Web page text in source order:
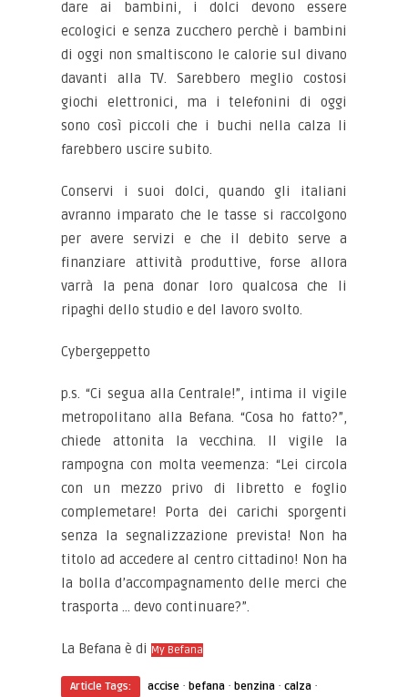
dare ai bambini, i dolci devono essere
ecologici e senza zucchero perchè i bambini
di oggi non smaltiscono le calorie sul divano
davanti alla TV. Sarebbero meglio costosi
giochi elettronici, ma i telefonini di oggi
sono così piccoli che i buchi nella calza li
farebbero uscire subito.
Conservi i suoi dolci, quando gli italiani
avranno imparato che le tasse si raccolgono
per avere servizi e che il debito serve a
finanziare attività produttive, forse allora
varrà la pena donar loro qualcosa che li
ripaghi dello studio e del lavoro svolto.
Cybergeppetto
p.s. “Ci segua alla Centrale!”, intima il vigile
metropolitano alla Befana. “Cosa ho fatto?”,
chiede attonita la vecchina. Il vigile la
rampogna con molta veemenza: “Lei circola
con un mezzo privo di libretto e foglio
complemetare! Porta dei carichi sporgenti
senza la segnalizzazione prevista! Non ha
titolo ad accedere al centro cittadino! Non ha
la bolla d’accompagnamento delle merci che
trasporta … devo continuare?”.
La Befana è diMy Befana
Article Tags: accise ·befana ·benzina ·calza ·